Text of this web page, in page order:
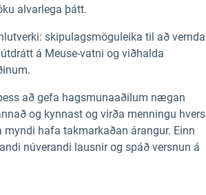
alvarlega þátt.
skipulagsmöguleika til að vernda
á Meuse-vatni og viðhalda
að gefa hagsmunaaðilum nægan
og kynnast og virða menningu hvers
hafa takmarkaðan árangur. Einn
núverandi lausnir og spáð versnun á